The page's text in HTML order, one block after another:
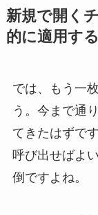
新規で開く
的に適用す
では、もう一
う。今まで通
てきたはずで
呼び出せばよ
倒ですよね。